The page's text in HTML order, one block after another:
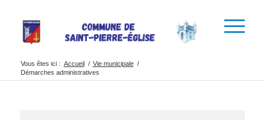
Vous êtes ici : Accueil / Vie municipale /
Démarches administratives